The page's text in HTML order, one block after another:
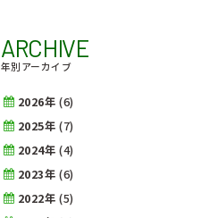
ARCHIVE
年別アーカイブ
2026年 (6)
2025年 (7)
2024年 (4)
2023年 (6)
2022年 (5)